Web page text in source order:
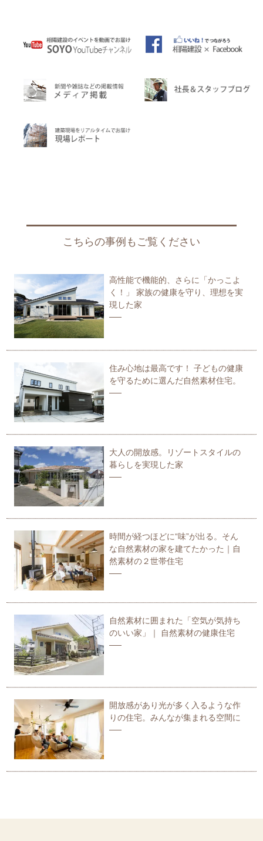
こちらの事例もご覧ください
高性能で機能的、さらに「かっこよ
く！」 家族の健康を守り、理想を実
現した家
住み心地は最高です！ 子どもの健康
を守るために選んだ自然素材住宅。
大人の開放感。リゾートスタイルの
暮らしを実現した家
時間が経つほどに“味”が出る。そん
な自然素材の家を建てたかった｜自
然素材の２世帯住宅
自然素材に囲まれた「空気が気持ち
のいい家」｜ 自然素材の健康住宅
開放感があり光が多く入るような作
りの住宅。みんなが集まれる空間に